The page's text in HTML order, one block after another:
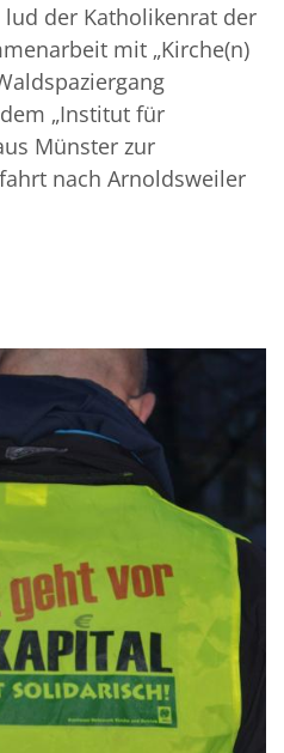
der Katholikenrat der
mit „Kirche(n)
„Institut für
Münster zur
nach Arnoldsweiler